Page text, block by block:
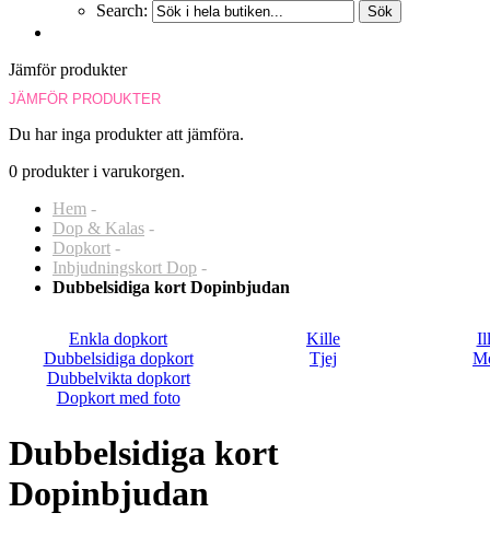
Search:
Sök
Jämför produkter
JÄMFÖR PRODUKTER
Du har inga produkter att jämföra.
0 produkter i varukorgen.
Hem -
Dop & Kalas -
Dopkort -
Inbjudningskort Dop -
Dubbelsidiga kort Dopinbjudan
Enkla dopkort
Dubbelsidiga dopkort
Dubbelvikta dopkort
Dopkort med foto
Kille
Tjej
Dubbelsidiga kort
Dopinbjudan